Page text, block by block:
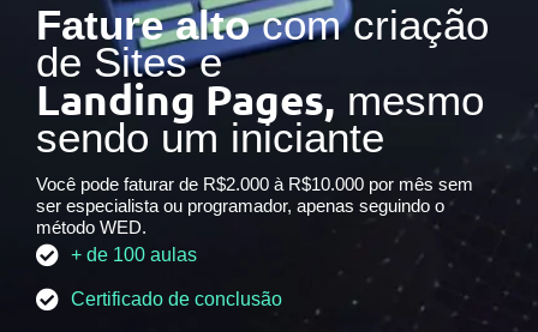
Fature altocom criação
de Sites e
Landing Pages, mesmo
sendo um iniciante
Você pode faturar de R$2.000 à R$10.000 por mês sem
ser especialista ou programador, apenas seguindo o
método WED.
+ de 100 aulas
Certificado de conclusão